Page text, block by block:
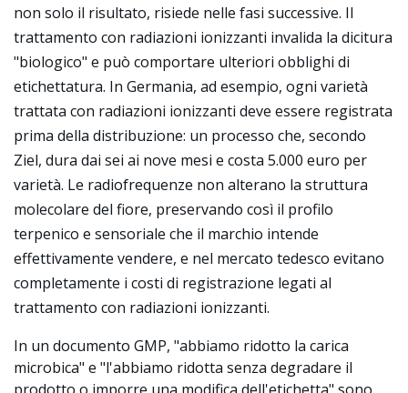
non solo il risultato, risiede nelle fasi successive. Il
trattamento con radiazioni ionizzanti invalida la dicitura
"biologico" e può comportare ulteriori obblighi di
etichettatura. In Germania, ad esempio, ogni varietà
trattata con radiazioni ionizzanti deve essere registrata
prima della distribuzione: un processo che, secondo
Ziel, dura dai sei ai nove mesi e costa 5.000 euro per
varietà. Le radiofrequenze non alterano la struttura
molecolare del fiore, preservando così il profilo
terpenico e sensoriale che il marchio intende
effettivamente vendere, e nel mercato tedesco evitano
completamente i costi di registrazione legati al
trattamento con radiazioni ionizzanti.
In un documento GMP, "abbiamo ridotto la carica
microbica" e "l'abbiamo ridotta senza degradare il